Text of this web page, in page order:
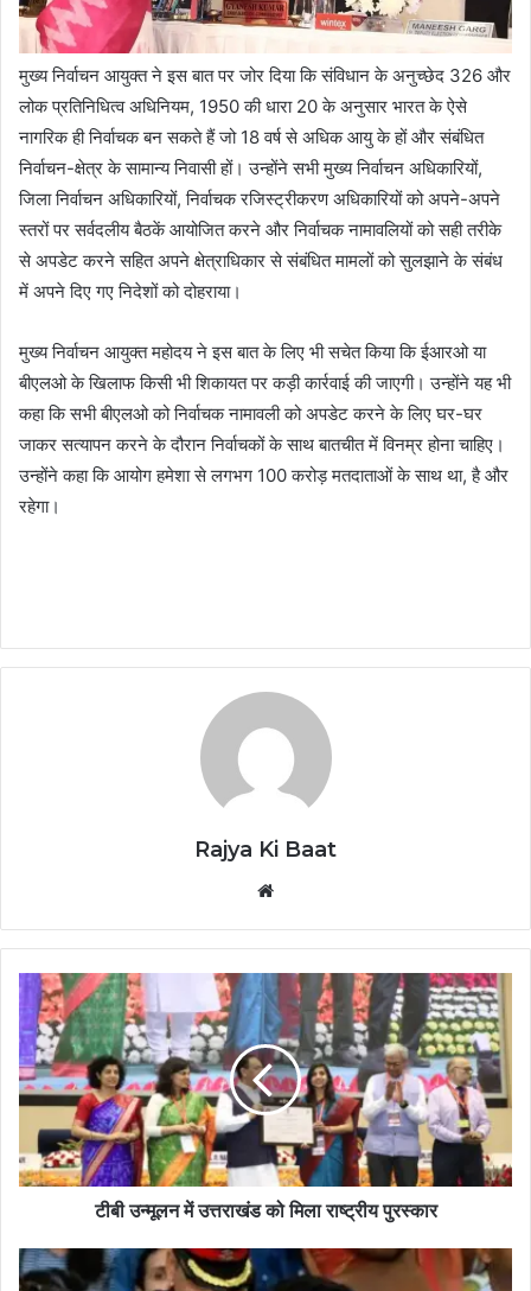
मुख्य निर्वाचन आयुक्त ने इस बात पर जोर दिया कि संविधान के अनुच्छेद 326 और
लोक प्रतिनिधित्व अधिनियम, 1950 की धारा 20 के अनुसार भारत के ऐसे
नागरिक ही निर्वाचक बन सकते हैं जो 18 वर्ष से अधिक आयु के हों और संबंधित
निर्वाचन-क्षेत्र के सामान्य निवासी हों। उन्होंने सभी मुख्य निर्वाचन अधिकारियों,
जिला निर्वाचन अधिकारियों, निर्वाचक रजिस्ट्रीकरण अधिकारियों को अपने-अपने
स्तरों पर सर्वदलीय बैठकें आयोजित करने और निर्वाचक नामावलियों को सही तरीके
से अपडेट करने सहित अपने क्षेत्राधिकार से संबंधित मामलों को सुलझाने के संबंध
में अपने दिए गए निदेशों को दोहराया।
मुख्य निर्वाचन आयुक्त महोदय ने इस बात के लिए भी सचेत किया कि ईआरओ या
बीएलओ के खिलाफ किसी भी शिकायत पर कड़ी कार्रवाई की जाएगी। उन्होंने यह भी
कहा कि सभी बीएलओ को निर्वाचक नामावली को अपडेट करने के लिए घर-घर
जाकर सत्यापन करने के दौरान निर्वाचकों के साथ बातचीत में विनम्र होना चाहिए।
उन्होंने कहा कि आयोग हमेशा से लगभग 100 करोड़ मतदाताओं के साथ था, है और
रहेगा।
Rajya Ki Baat
टीबी उन्मूलन में उत्तराखंड को मिला राष्ट्रीय पुरस्कार